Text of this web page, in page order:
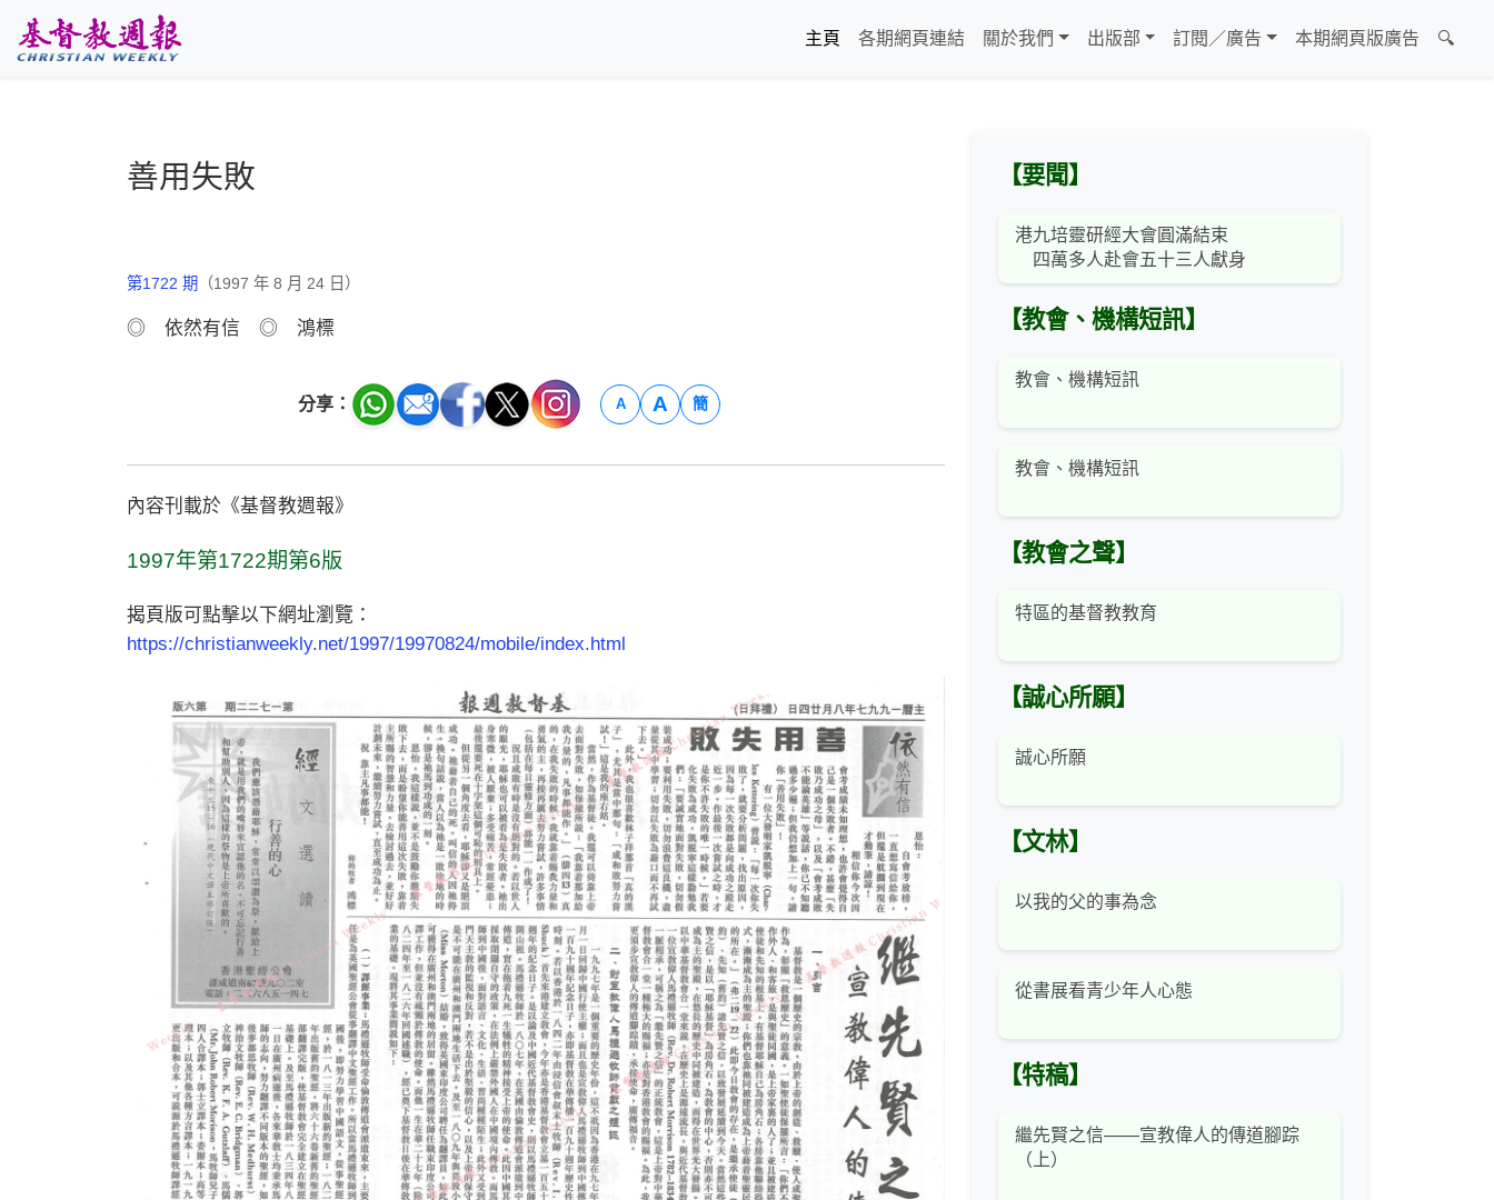
主頁
各期網頁連結 關於我們 出版部 訂閱／廣告 本期網頁版廣告 🔍
善用失敗
第1722 期 （1997 年 8 月 24 日）
◎ 依然有信 ◎ 鴻標
分享： A A 簡
內容刊載於《基督教週報》
1997年第1722期第6版
揭頁版可點擊以下網址瀏覽：
https://christianweekly.net/1997/19970824/mobile/index.html
【要聞】
港九培靈研經大會圓滿結束
四萬多人赴會五十三人獻身
【教會、機構短訊】
教會、機構短訊
教會、機構短訊
【教會之聲】
特區的基督教教育
【誠心所願】
誠心所願
【文林】
以我的父的事為念
從書展看青少年人心態
【特稿】
繼先賢之信——宣教偉人的傳道腳踪
（上）